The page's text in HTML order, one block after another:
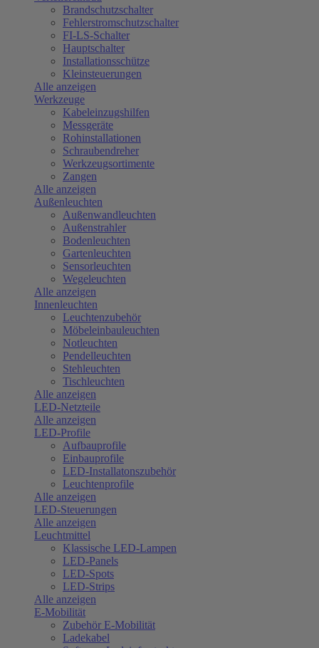
Brandschutzschalter
Fehlerstromschutzschalter
FI-LS-Schalter
Hauptschalter
Installationsschütze
Kleinsteuerungen
Alle anzeigen
Werkzeuge
Kabeleinzugshilfen
Messgeräte
Rohinstallationen
Schraubendreher
Werkzeugsortimente
Zangen
Alle anzeigen
Außenleuchten
Außenwandleuchten
Außenstrahler
Bodenleuchten
Gartenleuchten
Sensorleuchten
Wegeleuchten
Alle anzeigen
Innenleuchten
Leuchtenzubehör
Möbeleinbauleuchten
Notleuchten
Pendelleuchten
Stehleuchten
Tischleuchten
Alle anzeigen
LED-Netzteile
Alle anzeigen
LED-Profile
Aufbauprofile
Einbauprofile
LED-Installatonszubehör
Leuchtenprofile
Alle anzeigen
LED-Steuerungen
Alle anzeigen
Leuchtmittel
Klassische LED-Lampen
LED-Panels
LED-Spots
LED-Strips
Alle anzeigen
E-Mobilität
Zubehör E-Mobilität
Ladekabel